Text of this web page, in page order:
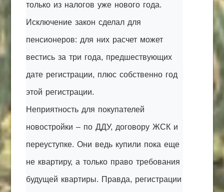
только из налогов уже нового года.
Исключение закон сделал для
пенсионеров: для них расчет может
вестись за три года, предшествующих
дате регистрации, плюс собственно год
этой регистрации.
Неприятность для покупателей
новостройки – по ДДУ, договору ЖСК и
переуступке. Они ведь купили пока еще
не квартиру, а только право требования
будущей квартиры. Правда, регистрации